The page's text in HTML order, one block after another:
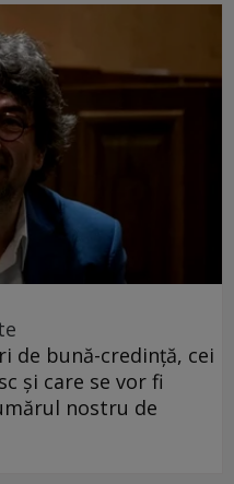
bună-credință, cei
și care se vor fi
nostru de